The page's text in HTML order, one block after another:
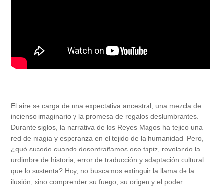
El aire se carga de una expectativa ancestral, una mezcla de
incienso imaginario y la promesa de regalos deslumbrantes.
Durante siglos, la narrativa de los Reyes Magos ha tejido una
red de magia y esperanza en el tejido de la humanidad. Pero,
¿qué sucede cuando desentrañamos ese tapiz, revelando la
urdimbre de historia, error de traducción y adaptación cultural
que lo sustenta? Hoy, no buscamos extinguir la llama de la
ilusión, sino comprender su fuego, su origen y el poder